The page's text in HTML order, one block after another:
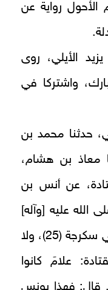
رواية عن
الأيلي، روى
واشتركا في
حدثنا محمد بن
(23)، حدثنا معاذ بن هشام،
عن أنس بن
الله عليه [وآله]
وسلم - على خوان (24)، ولا في سكرجة (25)، ولا
قلت لقتادة: علامَ كانوا
قال: على السفر (27). قال: فهذا يونس